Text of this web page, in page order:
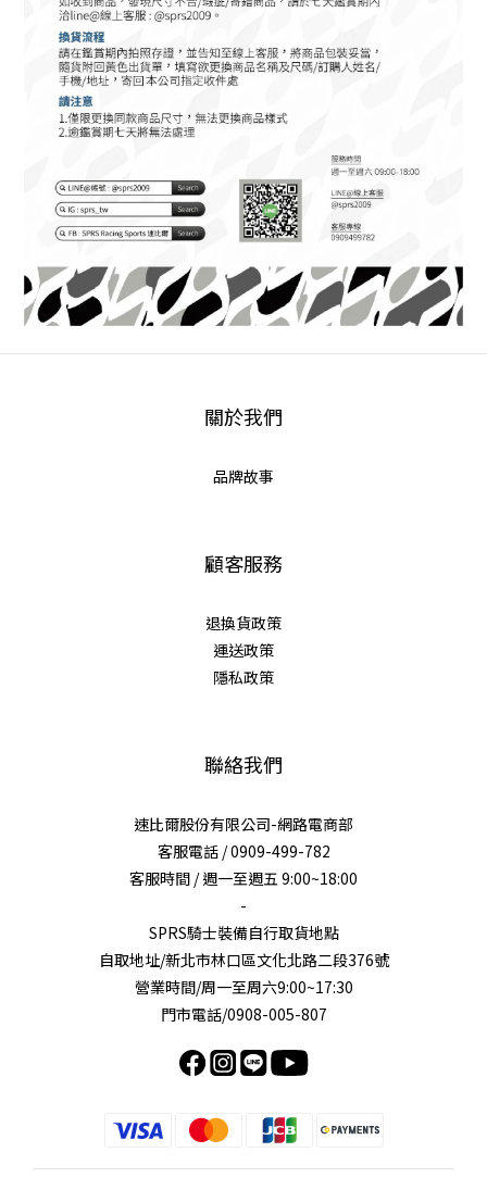
關於我們
品牌故事
顧客服務
退換貨政策
運送政策
隱私政策
聯絡我們
速比爾股份有限公司-網路電商部
客服電話 / 0909-499-782
客服時間 / 週一至週五 9:00~18:00
-
SPRS騎士裝備自行取貨地點
自取地址/新北市林口區文化北路二段376號
營業時間/周一至周六9:00~17:30
門市電話/0908-005-807